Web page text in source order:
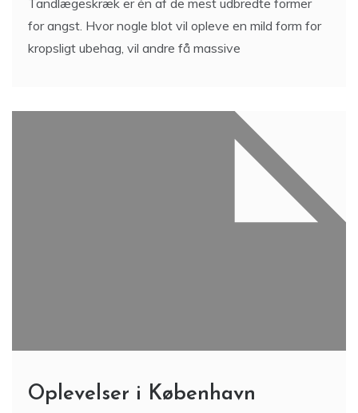
Tandlægeskræk er én af de mest udbredte former
for angst. Hvor nogle blot vil opleve en mild form for
kropsligt ubehag, vil andre få massive
Oplevelser i København